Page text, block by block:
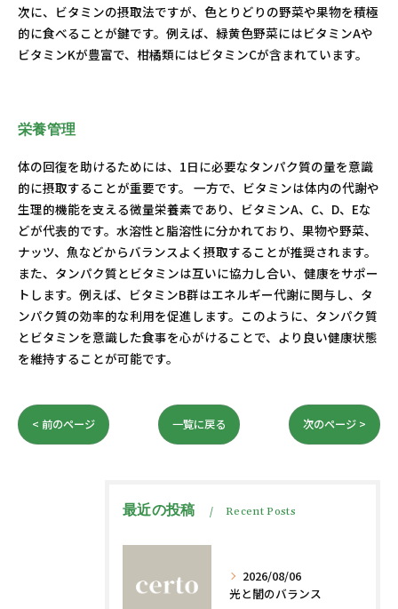
次に、ビタミンの摂取法ですが、色とりどりの野菜や果物を積極
的に食べることが鍵です。例えば、緑黄色野菜にはビタミンAや
ビタミンKが豊富で、柑橘類にはビタミンCが含まれています。
栄養管理
体の回復を助けるためには、1日に必要なタンパク質の量を意識
的に摂取することが重要です。 一方で、ビタミンは体内の代謝や
生理的機能を支える微量栄養素であり、ビタミンA、C、D、Eな
どが代表的です。水溶性と脂溶性に分かれており、果物や野菜、
ナッツ、魚などからバランスよく摂取することが推奨されます。
また、タンパク質とビタミンは互いに協力し合い、健康をサポー
トします。例えば、ビタミンB群はエネルギー代謝に関与し、タ
ンパク質の効率的な利用を促進します。このように、タンパク質
とビタミンを意識した食事を心がけることで、より良い健康状態
を維持することが可能です。
< 前のページ 一覧に戻る 次のページ >
最近の投稿 Recent Posts
2026/08/06
光と闇のバランス